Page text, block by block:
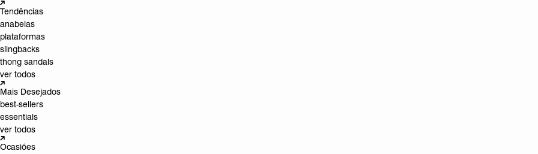
Tendências
anabelas
plataformas
slingbacks
thong sandals
ver todos
Mais Desejados
best-sellers
essentials
ver todos
Ocasiões